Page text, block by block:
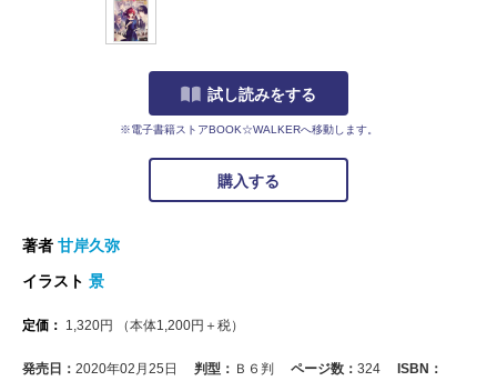
試し読みをする
※電子書籍ストアBOOK☆WALKERへ移動します。
購入する
著者 甘岸久弥
イラスト 景
定価： 1,320円 （本体1,200円＋税）
発売日： 2020年02月25日 判型： Ｂ６判 ページ数： 324
ISBN：